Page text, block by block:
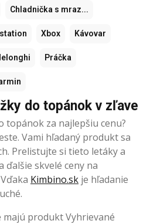
Chladnička s mraz...
Xbox Kávovar
Práčka
do topánok v zľave
topánok za najlepšiu cenu?
Vami hľadaný produkt sa
Prelistujte si tieto letáky a
ďalšie skvelé ceny na
Kimbino.sk je hľadanie
majú produkt Vyhrievané